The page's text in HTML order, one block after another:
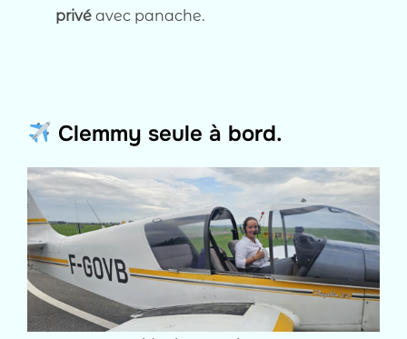
privé avec panache.
Clemmy seule à bord.